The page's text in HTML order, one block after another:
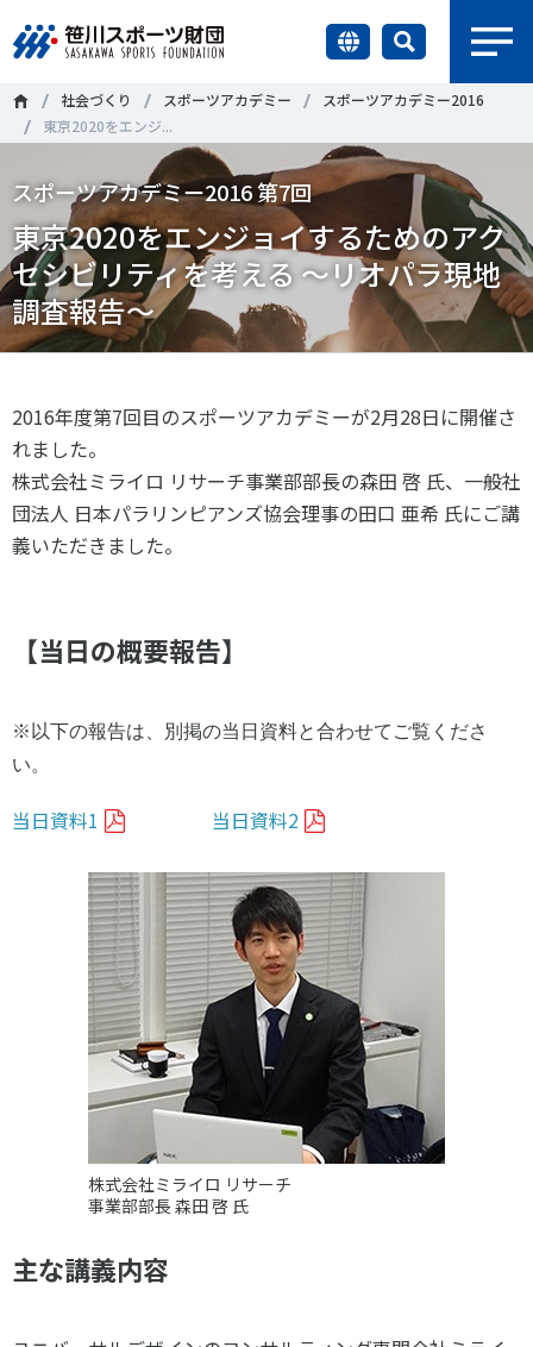
財団情報
研究員紹介
調査・研究
社会づくり
ニュース
メールマガジン
「SSFニュース」
個人情報保護方針
ソーシャルメディア運営方針
© 2020
＃誰が子どものスポーツをささえるのか
＃アクティブなまちづくり ＃日本人の身体活動と健康寿命
＃障害者スポーツ ＃スポーツ基本計画 ＃競技人口
調査・研究
スポーツライフ・データ
子どものスポーツ
スポーツによるまちづくり
スポーツ政策・予算
健康とスポーツ
社会づくり
自治体との連携
各教育機関との連携
スポーツ振興団体との連携
【動画】スポーツでアクティブなまちづくり
社会づくり スポーツアカデミー
スポーツアカデミー2016
東京2020をエンジ...
スポーツアカデミー2016 第7回
東京2020をエンジョイするためのアク
セシビリティを考える ～リオパラ現地
調査報告～
2016年度第7回目のスポーツアカデミーが2月28日に開催さ
れました。
株式会社ミライロ リサーチ事業部部長の森田 啓 氏、一般社
団法人 日本パラリンピアンズ協会理事の田口 亜希 氏にご講
義いただきました。
【当日の概要報告】
※以下の報告は、別掲の当日資料と合わせてご覧くださ
い。
当日資料1 当日資料2
株式会社ミライロ リサーチ
事業部部長 森田 啓 氏
主な講義内容